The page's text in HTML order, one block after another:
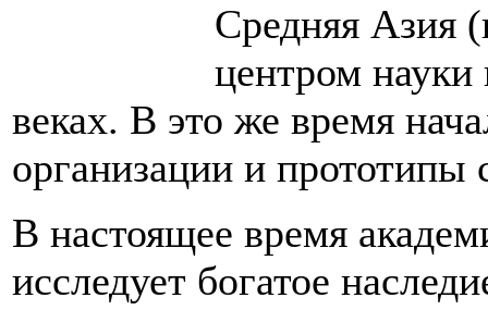
Средняя Азия
центром
веках. В это же время
организации и
В настоящее время
исследует богатое